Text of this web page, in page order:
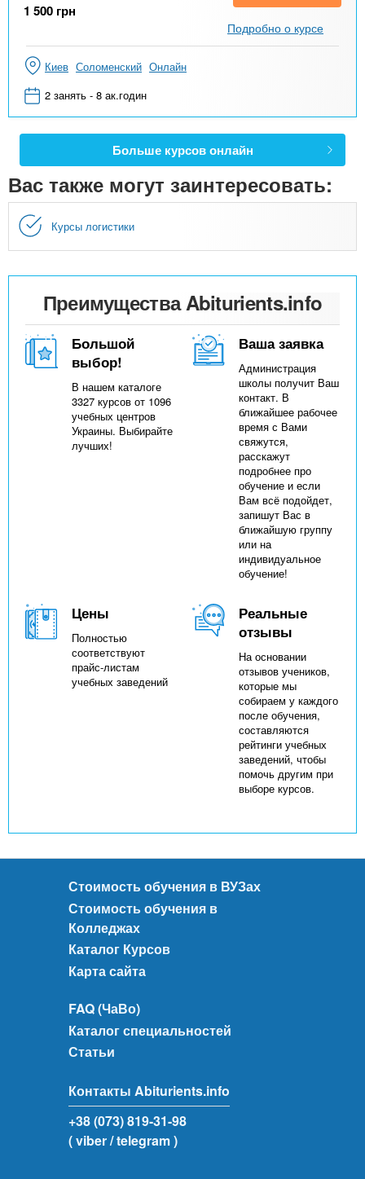
1 500 грн
Подробно о курсе
Киев Соломенский Онлайн
2 занять - 8 ак.годин
Больше курсов онлайн
Вас также могут заинтересовать:
Курсы логистики
Преимущества Abiturients.info
Большой
выбор!
В нашем каталоге
3327 курсов от 1096
учебных центров
Украины. Выбирайте
лучших!
Ваша заявка
Администрация
школы получит Ваш
контакт. В
ближайшее рабочее
время с Вами
свяжутся,
расскажут
подробнее про
обучение и если
Вам всё подойдет,
запишут Вас в
ближайшую группу
или на
индивидуальное
обучение!
Цены
Полностью
соответствуют
прайс-листам
учебных заведений
Реальные
отзывы
На основании
отзывов учеников,
которые мы
собираем у каждого
после обучения,
составляются
рейтинги учебных
заведений, чтобы
помочь другим при
выборе курсов.
Стоимость обучения в ВУЗах
Стоимость обучения в
Колледжах
Каталог Курсов
Карта сайта
FAQ (ЧаВо)
Каталог специальностей
Статьи
Контакты Abiturients.info
+38 (073) 819-31-98
( viber/ telegram )